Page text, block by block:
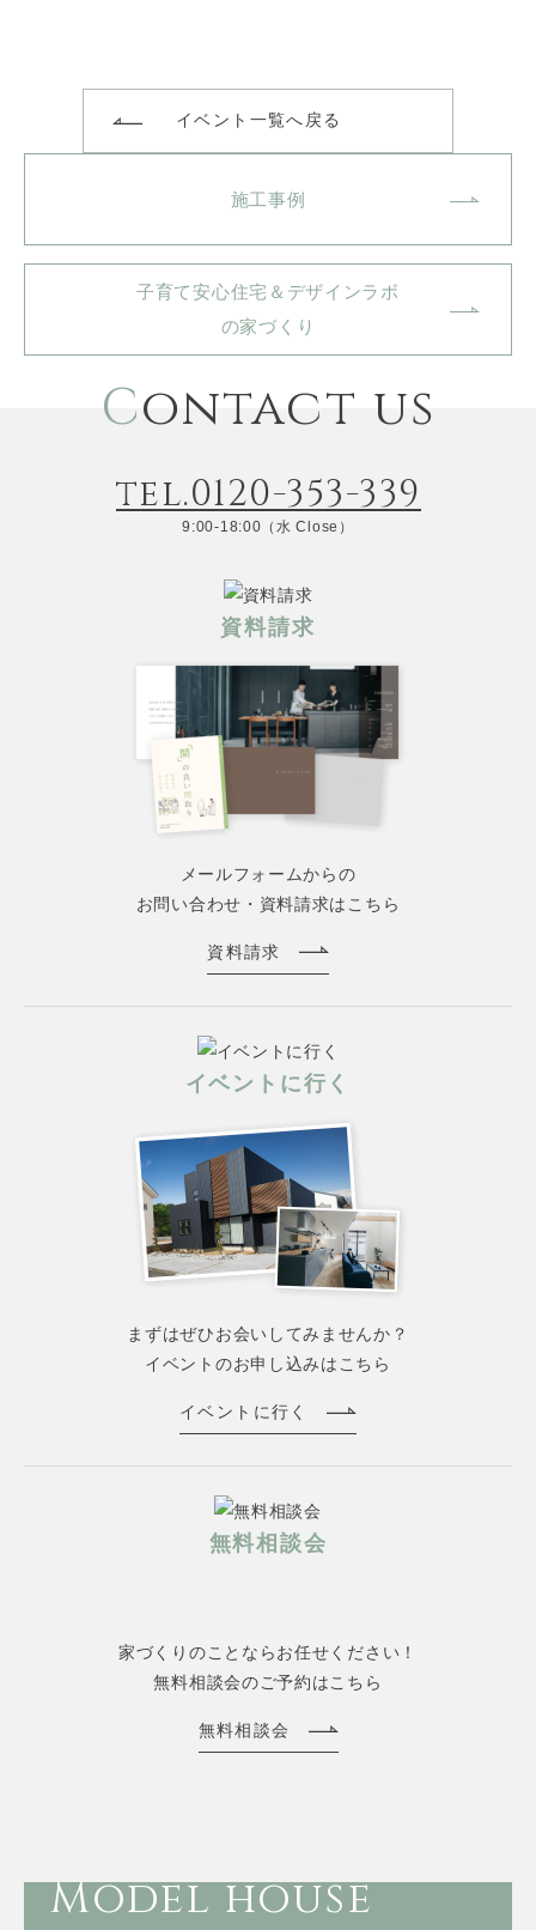
イベント一覧へ戻る
施工事例
子育て安心住宅＆デザインラボ
の家づくり
Contact us
tel.0120-353-339
9:00-18:00（水 Close）
資料請求
メールフォームからの
お問い合わせ・資料請求はこちら
資料請求
イベントに行く
まずはぜひお会いしてみませんか？
イベントのお申し込みはこちら
イベントに行く
無料相談会
家づくりのことならお任せください！
無料相談会のご予約はこちら
無料相談会
Model house